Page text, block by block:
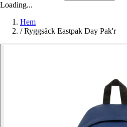
Loading...
Hem
/ Ryggsäck Eastpak Day Pak'r